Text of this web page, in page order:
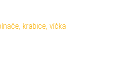
krabice, víčka